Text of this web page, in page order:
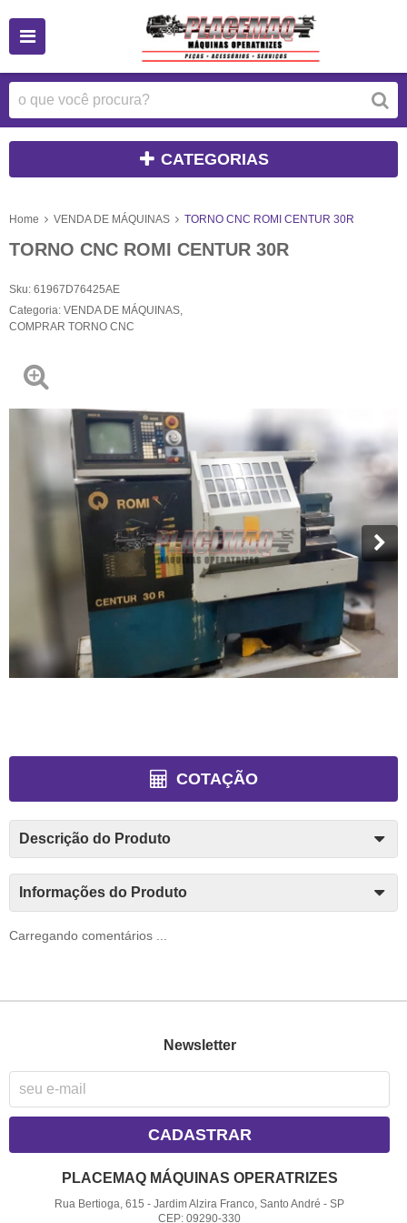
CATEGORIAS
Home VENDA DE MÁQUINAS TORNO CNC ROMI CENTUR 30R
TORNO CNC ROMI CENTUR 30R
Sku: 61967D76425AE
Categoria: VENDA DE MÁQUINAS
COMPRAR TORNO CNC
COTAÇÃO
Descrição do Produto
Informações do Produto
Carregando comentários ...
Newsletter
CADASTRAR
PLACEMAQ MÁQUINAS OPERATRIZES
Rua Bertioga, 615 -Jardim Alzira Franco, Santo André -SP
CEP: 09290-330